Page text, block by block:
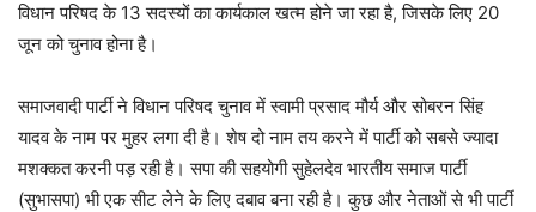
विधान परिषद के 13 सदस्यों का कार्यकाल खत्म होने जा रहा है, जिसके लिए 20
जून को चुनाव होना है।
समाजवादी पार्टी ने विधान परिषद चुनाव में स्वामी प्रसाद मौर्य और सोबरन सिंह
यादव के नाम पर मुहर लगा दी है। शेष दो नाम तय करने में पार्टी को सबसे ज्यादा
मशक्कत करनी पड़ रही है। सपा की सहयोगी सुहेलदेव भारतीय समाज पार्टी
(सुभासपा) भी एक सीट लेने के लिए दबाव बना रही है। कुछ और नेताओं से भी पार्टी